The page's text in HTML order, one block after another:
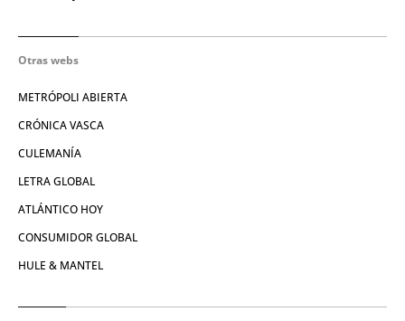
Otras webs
METRÓPOLI ABIERTA
CRÓNICA VASCA
CULEMANÍA
LETRA GLOBAL
ATLÁNTICO HOY
CONSUMIDOR GLOBAL
HULE & MANTEL